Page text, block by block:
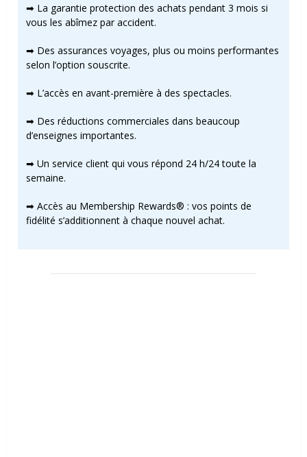
➡ La garantie protection des achats pendant 3 mois si
vous les abîmez par accident.
➡ Des assurances voyages, plus ou moins performantes
selon l’option souscrite.
➡ L’accès en avant-première à des spectacles.
➡ Des réductions commerciales dans beaucoup
d’enseignes importantes.
➡ Un service client qui vous répond 24 h/24 toute la
semaine.
➡ Accès au Membership Rewards® : vos points de
fidélité s’additionnent à chaque nouvel achat.